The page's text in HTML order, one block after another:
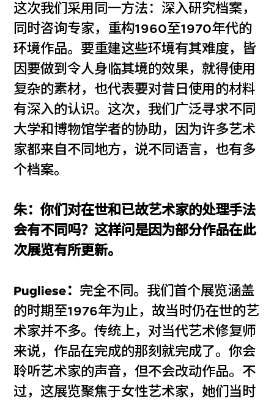
这次我们采用同一方法：深入研究档案，
同时咨询专家，重构1960至1970年代的
环境作品。要重建这些环境有其难度，皆
因要做到令人身临其境的效果，就得使用
复杂的素材，也代表要对昔日使用的材料
有深入的认识。这次，我们广泛寻求不同
大学和博物馆学者的协助，因为许多艺术
家都来自不同地方，说不同语言，也有多
个档案。
朱：你们对在世和已故艺术家的处理手法
会有不同吗？这样问是因为部分作品在此
次展览有所更新。
Pugliese： 完全不同。我们首个展览涵盖
的时期至1976年为止，故当时仍在世的艺
术家并不多。传统上，对当代艺术修复师
来说，作品在完成的那刻就完成了。你会
聆听艺术家的声音，但不会改动作品。不
过，这展览聚焦于女性艺术家，她们当时